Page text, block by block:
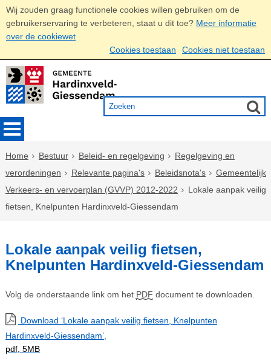
Wij zouden graag functionele cookies willen gebruiken om de
gebruikerservaring te verbeteren, staat u dit toe? Meer informatie
over de cookiewet
Cookies toestaan
Cookies niet toestaan
Home Bestuur Beleid- en regelgeving
Regelgeving en
verordeningen
Relevante pagina's Beleidsnota's
Gemeentelijk
Verkeers- en vervoerplan (GVVP) 2012-2022
Lokale aanpak veilig
fietsen, Knelpunten Hardinxveld-Giessendam
Lokale aanpak veilig fietsen,
Knelpunten Hardinxveld-Giessendam
Volg de onderstaande link om het PDF document te downloaden.
Download ‘Lokale aanpak veilig fietsen, Knelpunten
Hardinxveld-Giessendam’,
pdf, 5MB